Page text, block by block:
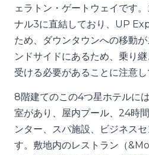
ェラトン・ゲートウェイです
ナル3に直結しており、UP
ため、ダウンタウンへの移動
ンドサイドにあるため、乗り
受ける必要があることに注意し
8階建てのこの4つ星ホテルに
室があり、屋内プール、24時
ンター、スパ施設、ビジネス
す。敷地内のレストラン（